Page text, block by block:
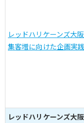
レッドハリケーンズ大
集客増に向けた企画実践
レッドハリケーンズ大